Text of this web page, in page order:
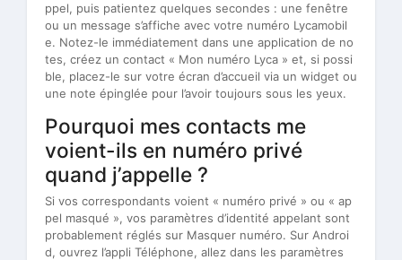
ppel, puis patientez quelques secondes : une fenêtre
ou un message s’affiche avec votre numéro Lycamobil
e. Notez-le immédiatement dans une application de no
tes, créez un contact « Mon numéro Lyca » et, si possi
ble, placez-le sur votre écran d’accueil via un widget ou
une note épinglée pour l’avoir toujours sous les yeux.
Pourquoi mes contacts me
voient-ils en numéro privé
quand j’appelle ?
Si vos correspondants voient « numéro privé » ou « ap
pel masqué », vos paramètres d’identité appelant sont
probablement réglés sur Masquer numéro. Sur Androi
d, ouvrez l’appli Téléphone, allez dans les paramètres